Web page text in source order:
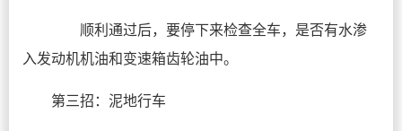
顺利通过后，要停下来检查全车，是否有水渗
入发动机机油和变速箱齿轮油中。
第三招：泥地行车